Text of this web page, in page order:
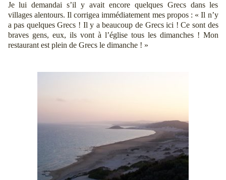
Je lui demandai s’il y avait encore quelques Grecs dans les
villages alentours. Il corrigea immédiatement mes propos : « Il n’y
a pas quelques Grecs ! Il y a beaucoup de Grecs ici ! Ce sont des
braves gens, eux, ils vont à l’église tous les dimanches ! Mon
restaurant est plein de Grecs le dimanche ! »